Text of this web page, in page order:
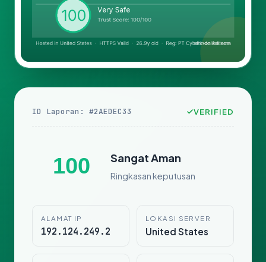
ID Laporan: #2AEDEC33 VERIFIED
100 Sangat Aman
Ringkasan keputusan
ALAMAT IP
192.124.249.2
LOKASI SERVER
United States